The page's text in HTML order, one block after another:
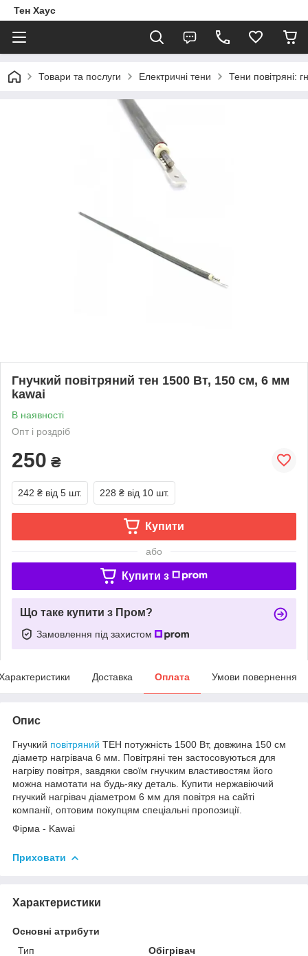
Тен Хаус
Товари та послуги Електричні тени Тени повітряні:
Гнучкий повітряний тен 1500 Вт, 150 см, 6 мм
kawai
В наявності
Опт і роздріб
250 ₴
242 ₴ від 5 шт. 228 ₴ від 10 шт.
Купити
або
Купити з
Що таке купити з Пром?
Замовлення під захистом
Доставка Оплата Умови повернення
Опис
Гнучкий повітряний ТЕН потужність 1500 Вт, довжина 150 см
діаметр нагрівача 6 мм. Повітряні тен застосовуються для
нагріву повітря, завдяки своїм гнучким властивостям його
можна намотати на будь-яку деталь. Купити нержавіючий
гнучкий нагрівач діаметром 6 мм для повітря на сайті
компанії, оптовим покупцям спеціальні пропозиції.
Фірма - Kawai
Приховати
Характеристики
Основні атрибути
Тип
Обігрівач